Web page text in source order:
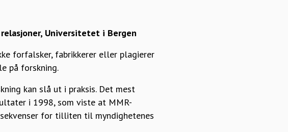
Universitetet i Bergen
forfalsker, fabrikkerer eller plagierer
på forskning.
kan slå ut i praksis. Det mest
i 1998, som viste at MMR-
for tilliten til myndighetenes